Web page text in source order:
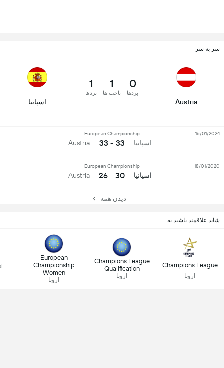
سر به سر
Austria
0
بردها
1
باخت ها
1
بردها
اسپانیا
اسپانیا
European Championship
33 - 33
Austria
16/01/2024
اسپانیا
European Championship
30 - 26
Austria
18/01/2020
دیدن همه
شاید علاقمند باشید به
Champions League
اروپا
Champions League
Qualification
اروپا
European
Championship
Women
اروپا